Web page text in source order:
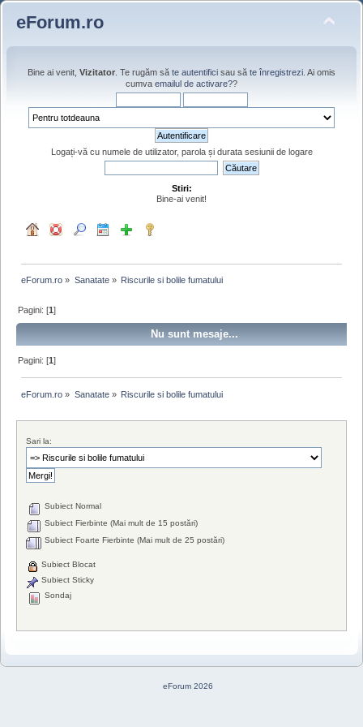
eForum.ro
Bine ai venit, Vizitator . Te rugăm să te autentifici sau să te înregistrezi . Ai omis
cumva emailul de activare??
Logați-vă cu numele de utilizator, parola și durata sesiunii de logare
Stiri:
Bine-ai venit!
eForum.ro » Sanatate» Riscurile si bolile fumatului
Pagini: [1]
Nu sunt mesaje...
Pagini: [1]
eForum.ro » Sanatate» Riscurile si bolile fumatului
Sari la:
Subiect Normal
Subiect Fierbinte (Mai mult de 15 postări)
Subiect Foarte Fierbinte (Mai mult de 25 postări)
Subiect Blocat
Subiect Sticky
Sondaj
eForum 2026